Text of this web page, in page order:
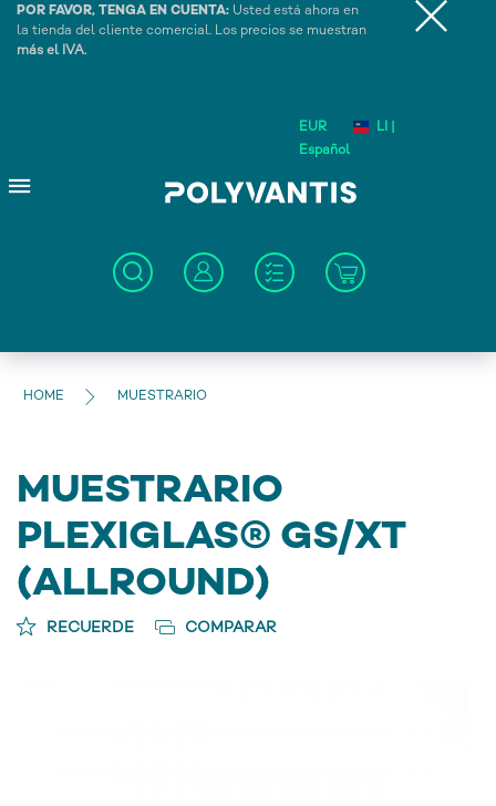
POR FAVOR, TENGA EN CUENTA: Usted está ahora en
la tienda del cliente comercial. Los precios se muestran
más el IVA.
EUR
LI |
Español
HOME MUESTRARIO
MUESTRARIO
PLEXIGLAS® GS/XT
(ALLROUND)
RECUERDE COMPARAR